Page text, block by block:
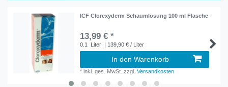
ICF Clorexyderm Schaumlösung 100 ml Flasche
13,99 € *
0.1 Liter | 139,90 € / Liter
In den Warenkorb
*inkl. ges. MwSt. zzgl.Versandkosten